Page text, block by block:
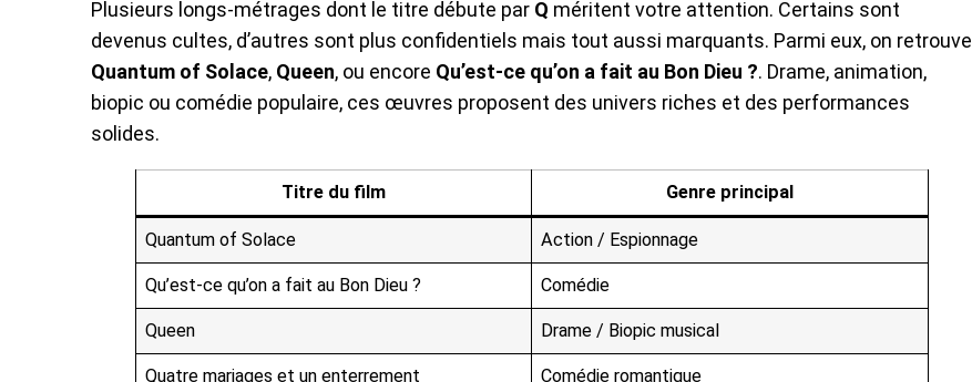
Plusieurs longs-métrages dont le titre débute par Q méritent votre attention. Certains sont
devenus cultes, d’autres sont plus confidentiels mais tout aussi marquants. Parmi eux, on retrouve
Quantum of Solace, Queen, ou encore Qu’est-ce qu’on a fait au Bon Dieu ?. Drame, animation,
biopic ou comédie populaire, ces œuvres proposent des univers riches et des performances
solides.
Titre du film Genre principal
Quantum of Solace Action / Espionnage
Qu’est-ce qu’on a fait au Bon Dieu ? Comédie
Queen Drame / Biopic musical
Quatre mariages et un enterrement Comédie romantique